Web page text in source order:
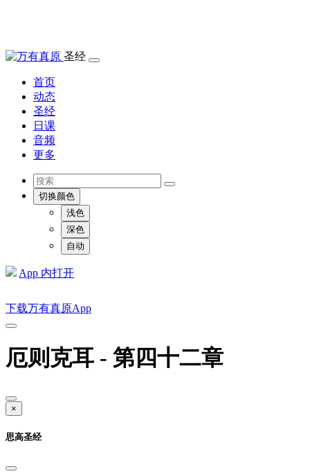
圣经
首页
动态
圣经
日课
音频
更多
切换颜色
浅色
深色
自动
App 内打开
下载万有真原App
厄则克耳 - 第四十二章
×
思高圣经